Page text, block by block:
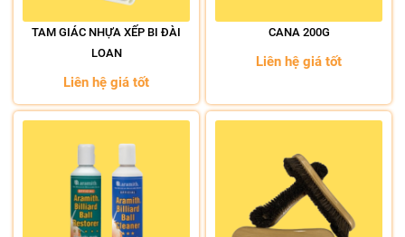
TAM GIÁC NHỰA XẾP BI ĐÀI
LOAN
Liên hệ giá tốt
CANA 200G
Liên hệ giá tốt